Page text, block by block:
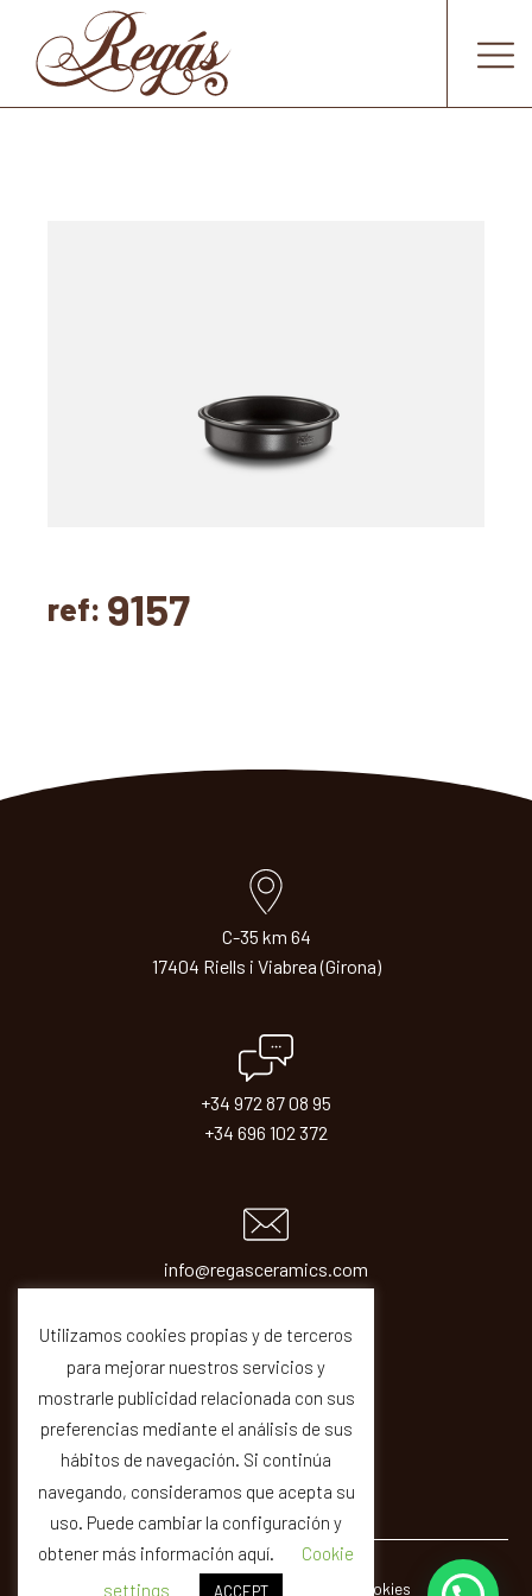
ref: 9157
C-35 km 64
17404 Riells i Viabrea (Girona)
+34 972 87 08 95
+34 696 102 372
info@regasceramics.com
© REGAS · Legal Privacity Cookies Quality
Utilizamos cookies propias y de terceros
para mejorar nuestros servicios y
mostrarle publicidad relacionada con sus
preferencias mediante el análisis de sus
hábitos de navegación. Si continúa
navegando, consideramos que acepta su
uso. Puede cambiar la configuración y
obtener más información aquí.
Cookie
settings
ACCEPT